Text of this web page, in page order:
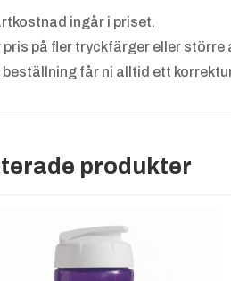
ingår i priset.
pris på fler tryckfärger eller större
beställning får ni alltid ett
produkter